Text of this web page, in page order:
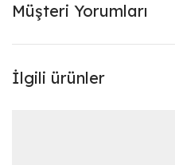
Müşteri Yorumları
İlgili ürünler